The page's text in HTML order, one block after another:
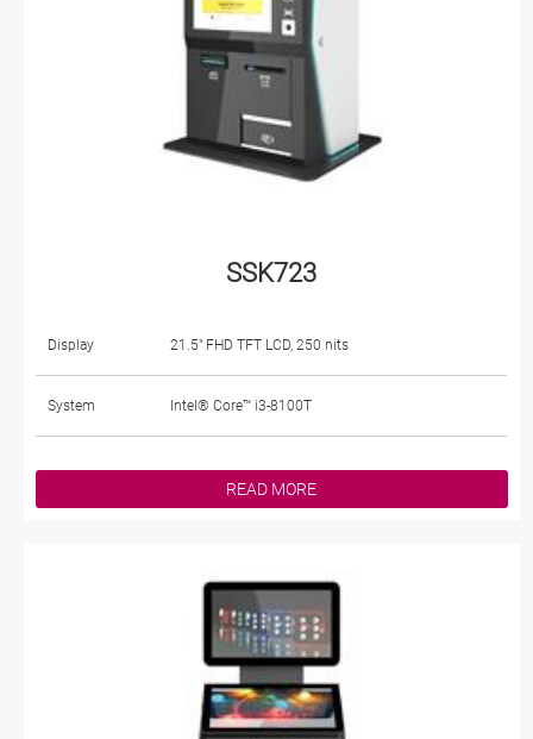
SSK723
Display 21.5" FHD TFT LCD, 250 nits
System Intel® Core™ i3-8100T
READ MORE